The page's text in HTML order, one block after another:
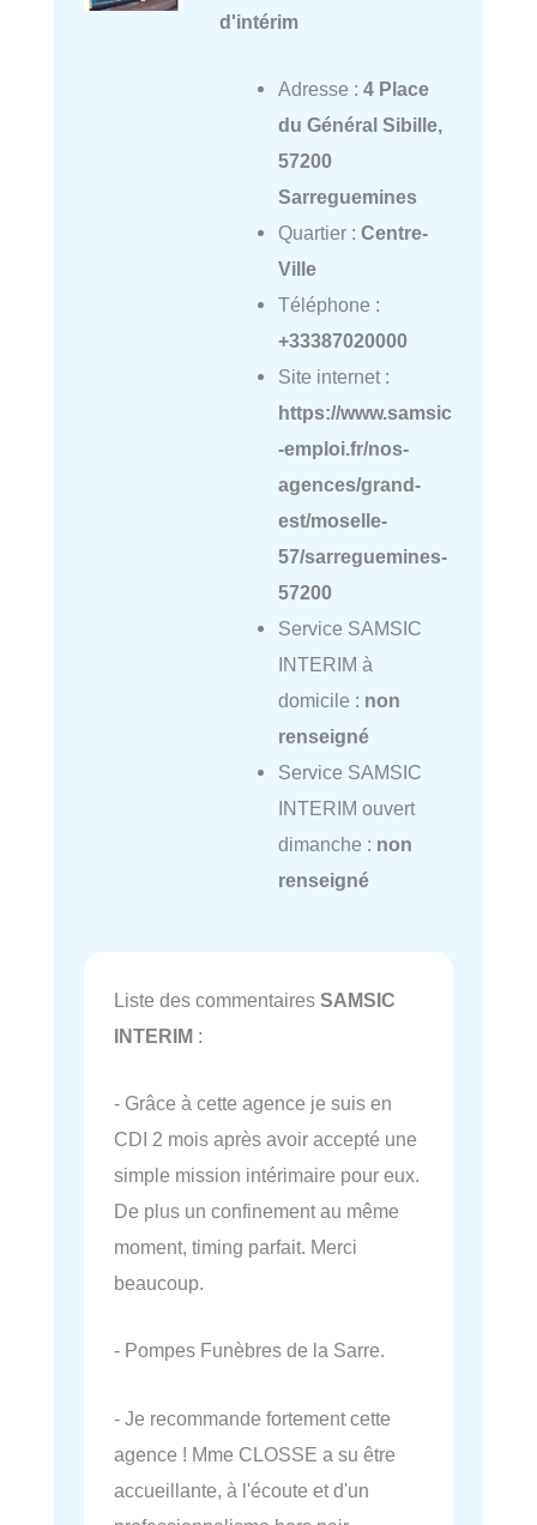
d'intérim
Adresse : 4 Place
du Général Sibille,
57200
Sarreguemines
Quartier : Centre-
Ville
Téléphone :
+33387020000
Site internet :
https://www.samsic
-emploi.fr/nos-
agences/grand-
est/moselle-
57/sarreguemines-
57200
Service SAMSIC
INTERIM à
domicile : non
renseigné
Service SAMSIC
INTERIM ouvert
dimanche : non
renseigné
Liste des commentaires SAMSIC
INTERIM :
- Grâce à cette agence je suis en
CDI 2 mois après avoir accepté une
simple mission intérimaire pour eux.
De plus un confinement au même
moment, timing parfait. Merci
beaucoup.
- Pompes Funèbres de la Sarre.
- Je recommande fortement cette
agence ! Mme CLOSSE a su être
accueillante, à l'écoute et d'un